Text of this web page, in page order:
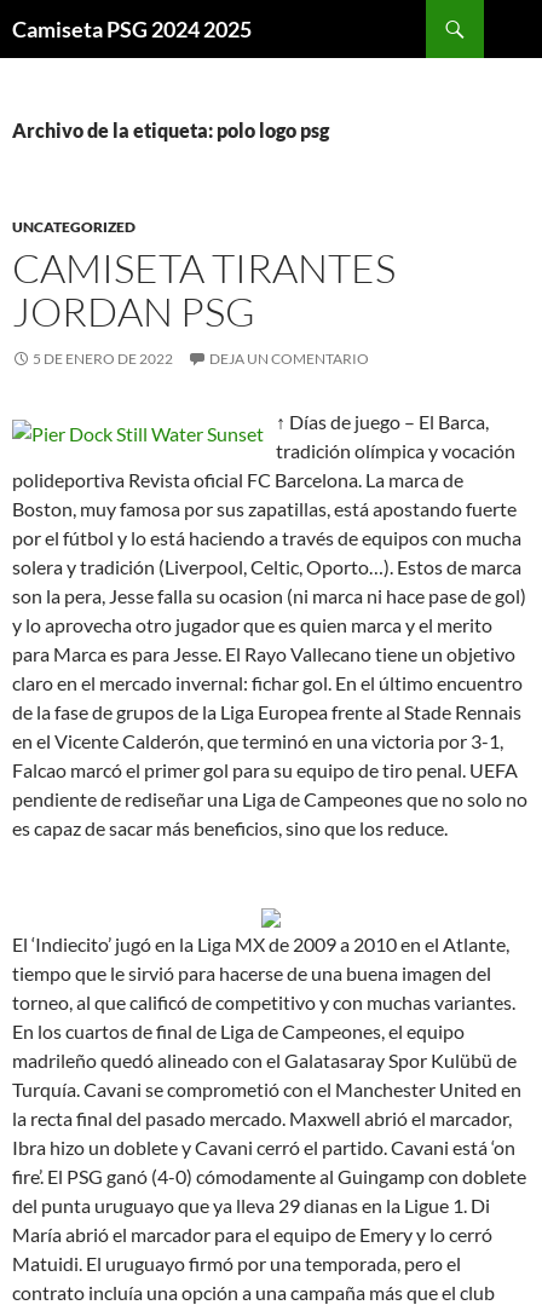
Camiseta PSG 2024 2025
Archivo de la etiqueta: polo logo psg
UNCATEGORIZED
CAMISETA TIRANTES
JORDAN PSG
5 DE ENERO DE 2022 DEJA UN COMENTARIO
↑ Días de juego – El Barca,
tradición olímpica y vocación
polideportiva Revista oficial FC Barcelona. La marca de
Boston, muy famosa por sus zapatillas, está apostando fuerte
por el fútbol y lo está haciendo a través de equipos con mucha
solera y tradición (Liverpool, Celtic, Oporto…). Estos de marca
son la pera, Jesse falla su ocasion (ni marca ni hace pase de gol)
y lo aprovecha otro jugador que es quien marca y el merito
para Marca es para Jesse. El Rayo Vallecano tiene un objetivo
claro en el mercado invernal: fichar gol. En el último encuentro
de la fase de grupos de la Liga Europea frente al Stade Rennais
en el Vicente Calderón, que terminó en una victoria por 3-1,
Falcao marcó el primer gol para su equipo de tiro penal. UEFA
pendiente de rediseñar una Liga de Campeones que no solo no
es capaz de sacar más beneficios, sino que los reduce.
El ‘Indiecito’ jugó en la Liga MX de 2009 a 2010 en el Atlante,
tiempo que le sirvió para hacerse de una buena imagen del
torneo, al que calificó de competitivo y con muchas variantes.
En los cuartos de final de Liga de Campeones, el equipo
madrileño quedó alineado con el Galatasaray Spor Kulübü de
Turquía. Cavani se comprometió con el Manchester United en
la recta final del pasado mercado. Maxwell abrió el marcador,
Ibra hizo un doblete y Cavani cerró el partido. Cavani está ‘on
fire’. El PSG ganó (4-0) cómodamente al Guingamp con doblete
del punta uruguayo que ya lleva 29 dianas en la Ligue 1. Di
María abrió el marcador para el equipo de Emery y lo cerró
Matuidi. El uruguayo firmó por una temporada, pero el
contrato incluía una opción a una campaña más que el club